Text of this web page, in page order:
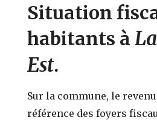
Situation
habitants à
Est.
Sur la commune, le
référence des foyers